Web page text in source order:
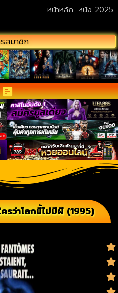
สมาชิก
หน้าหลัก หนัง 2025
รว่าโลกนี้ไม่มีผี (1995)